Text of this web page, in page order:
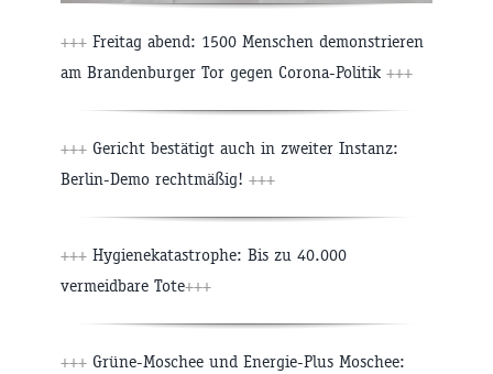
+++ Freitag abend: 1500 Menschen demonstrieren
am Brandenburger Tor gegen Corona-Politik +++
+++ Gericht bestätigt auch in zweiter Instanz:
Berlin-Demo rechtmäßig! +++
+++ Hygienekatastrophe: Bis zu 40.000
vermeidbare Tote+++
+++ Grüne-Moschee und Energie-Plus Moschee: